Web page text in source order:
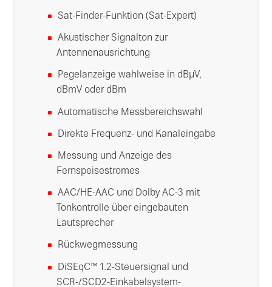
Sat-Finder-Funktion (Sat-Expert)
Akustischer Signalton zur
Antennenausrichtung
Pegelanzeige wahlweise in dBµV,
dBmV oder dBm
Automatische Messbereichswahl
Direkte Frequenz- und Kanaleingabe
Messung und Anzeige des
Fernspeisestromes
AAC/HE-AAC und Dolby AC-3 mit
Tonkontrolle über eingebauten
Lautsprecher
Rückwegmessung
DiSEqC™ 1.2-Steuersignal und
SCR-/SCD2-Einkabelsystem-